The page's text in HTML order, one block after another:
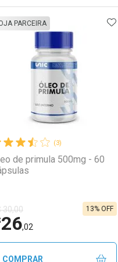
Laboratório
Ativar Desconto
Comprar sem Desconto
Por Menos
Comprar sem Desconto
AOS FAVORITOS
(3)
de primula 500mg - 60
PARCEIRA
30,00
26,02
13% OFF
COMPRAR